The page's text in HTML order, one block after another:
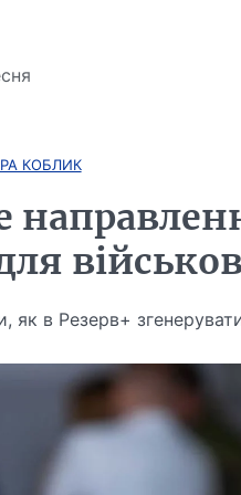
КОБЛИК
як в Резерв+